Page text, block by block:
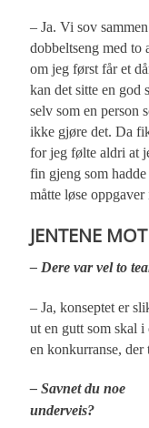
– Ja. Vi sov
dobbeltseng med to
om jeg først får et
kan det sitte en god
selv som en person
ikke gjøre det. Da
for jeg følte aldri at
fin gjeng som
måtte løse oppgaver
JENTENE
– Dere var vel to
– Ja, konseptet er
ut en gutt som skal i
en konkurranse, der
– Savnet du noe
underveis?